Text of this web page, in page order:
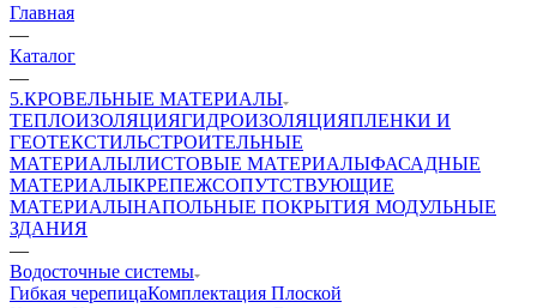
Главная
—
Каталог
—
5.КРОВЕЛЬНЫЕ МАТЕРИАЛЫ
ТЕПЛОИЗОЛЯЦИЯГИДРОИЗОЛЯЦИЯПЛЕНКИ И
ГЕОТЕКСТИЛЬСТРОИТЕЛЬНЫЕ
МАТЕРИАЛЫЛИСТОВЫЕ МАТЕРИАЛЫФАСАДНЫЕ
МАТЕРИАЛЫКРЕПЕЖСОПУТСТВУЮЩИЕ
МАТЕРИАЛЫНАПОЛЬНЫЕ ПОКРЫТИЯ МОДУЛЬНЫЕ
ЗДАНИЯ
—
Водосточные системы
Гибкая черепицаКомплектация Плоской